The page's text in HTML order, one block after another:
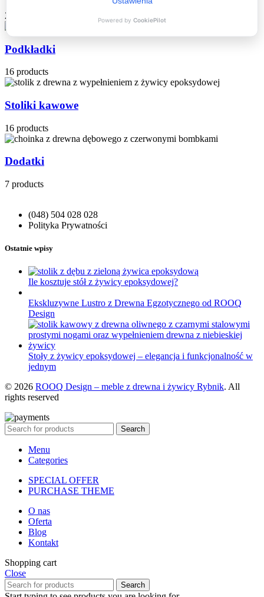
2 products
Podkładki
16 products
Stoliki kawowe
16 products
Dodatki
7 products
(048) 504 028 028
Polityka Prywatności
Ostatnie wpisy
Ile kosztuje stół z żywicy epoksydowej?
Ekskluzywne Lustro z Drewna Egzotycznego od ROOQ
Design
Stoły z żywicy epoksydowej – elegancja i funkcjonalność w
jednym
© 2026 ROOQ Design – meble z drewna i żywicy Rybnik. All
rights reserved
Search
Menu
Categories
SPECIAL OFFER
PURCHASE THEME
O nas
Oferta
Blog
Kontakt
Shopping cart
Close
Search